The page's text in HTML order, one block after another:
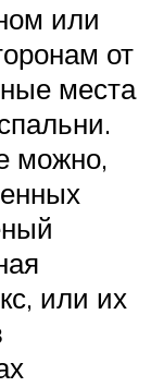
или
от
места
можно,
или их